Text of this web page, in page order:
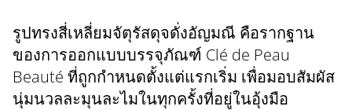
รูปทรงสี่เหลี่ยมจัตุรัสดุจดั่งอัญมณี คือรากฐาน
ของการออกแบบบรรจุภัณฑ์ Clé de Peau
Beauté ที่ถูกกำหนดตั้งแต่แรกเริ่ม เพื่อมอบสัมผัส
นุ่มนวลละมุนละไมในทุกครั้งที่อยู่ในอุ้งมือ